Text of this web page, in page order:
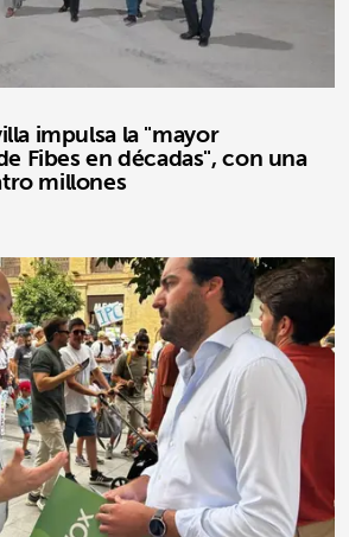
impulsa la "mayor
Fibes en décadas", con una
millones